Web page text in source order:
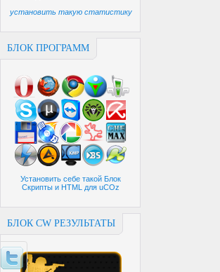
установить такую статистику
БЛОК ПРОГРАММ
Установить себе такой Блок
Скрипты и HTML для uCOz
БЛОК CW РЕЗУЛЬТАТЫ